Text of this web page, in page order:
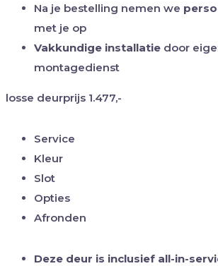
Na je bestelling nemen we
met je op
Vakkundige installatie door
montagedienst
losse deurprijs 1.477,-
Service
Kleur
Slot
Opties
Afronden
Deze deur is inclusief all-in-